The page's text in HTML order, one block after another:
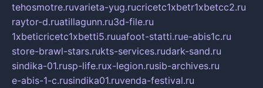
tehosmotre.ruvarieta-yug.rucricetc1xbetr1xbetcc2.ru
raytor-d.ruatillagunn.ru3d-file.ru
1xbeticricetc1xbetti5.ruuafoot-statti.rue-abis1c.ru
store-brawl-stars.rukts-services.rudark-sand.ru
sindika-01.rusp-life.rux-legion.rusib-archives.ru
e-abis-1-c.rusindika01.ruvenda-festival.ru